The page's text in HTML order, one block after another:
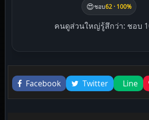
😍ชอบ62 · 100%
คนดูส่วนใหญ่รู้สึกว่า: ชอบ
Liked this
Facebook
Twitter Line